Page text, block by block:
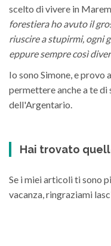
scelto di vivere in
forestiera ho avuto il
riuscire a stupirmi, ogni
eppure sempre così
Io sono Simone, e
permettere anche a te
dell'Argentario.
Hai trovato
Se i miei articoli ti sono
vacanza, ringraziami